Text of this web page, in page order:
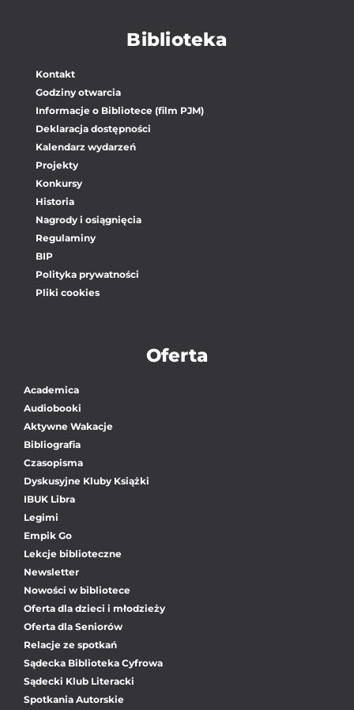
Biblioteka
Kontakt
Godziny otwarcia
Informacje o Bibliotece (film PJM)
Deklaracja dostępności
Kalendarz wydarzeń
Projekty
Konkursy
Historia
Nagrody i osiągnięcia
Regulaminy
BIP
Polityka prywatności
Pliki cookies
Oferta
Academica
Audiobooki
Aktywne Wakacje
Bibliografia
Czasopisma
Dyskusyjne Kluby Książki
IBUK Libra
Legimi
Empik Go
Lekcje biblioteczne
Newsletter
Nowości w bibliotece
Oferta dla dzieci i młodzieży
Oferta dla Seniorów
Relacje ze spotkań
Sądecka Biblioteka Cyfrowa
Sądecki Klub Literacki
Spotkania Autorskie